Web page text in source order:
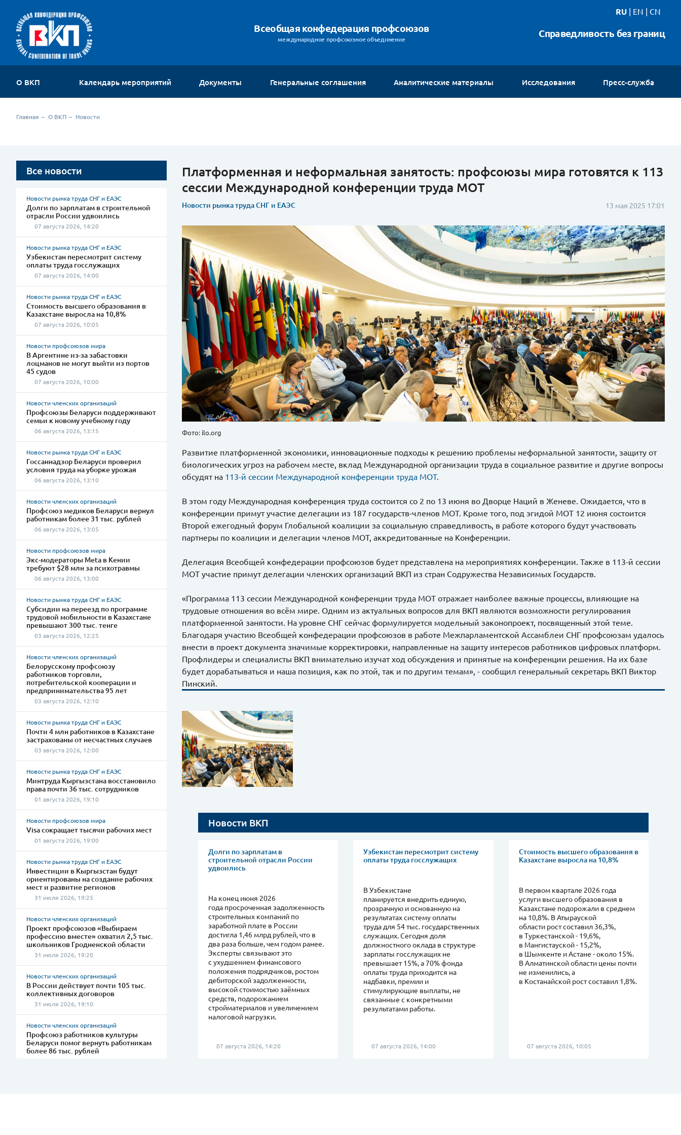
Всеобщая конфедерация профсоюзов
международное профсоюзное объединение Справедливость без границ
RU | EN | CN
О ВКП
Устав
Комиссии ВКП
Молодежный совет
Календарь мероприятий Документы Генеральные соглашения Аналитические материалы Исследования Пресс-служба
Главная О ВКП Новости
Все новости
Новости рынка труда СНГ и ЕАЭС
Долги по зарплатам в строительной
отрасли России удвоились
07 августа 2026, 14:20
Новости рынка труда СНГ и ЕАЭС
Узбекистан пересмотрит систему
оплаты труда госслужащих
07 августа 2026, 14:00
Новости рынка труда СНГ и ЕАЭС
Стоимость высшего образования в
Казахстане выросла на 10,8%
07 августа 2026, 10:05
Новости профсоюзов мира
В Аргентине из-за забастовки
лоцманов не могут выйти из портов
45 судов
07 августа 2026, 10:00
Новости членских организаций
Профсоюзы Беларуси поддерживают
семьи к новому учебному году
06 августа 2026, 13:15
Новости рынка труда СНГ и ЕАЭС
Госсаннадзор Беларуси проверил
условия труда на уборке урожая
06 августа 2026, 13:10
Новости членских организаций
Профсоюз медиков Беларуси вернул
работникам более 31 тыс. рублей
06 августа 2026, 13:05
Новости профсоюзов мира
Экс-модераторы Meta в Кении
требуют $28 млн за психотравмы
06 августа 2026, 13:00
Новости рынка труда СНГ и ЕАЭС
Субсидии на переезд по программе
трудовой мобильности в Казахстане
превышают 300 тыс. тенге
03 августа 2026, 12:25
Новости членских организаций
Белорусскому профсоюзу
работников торговли,
потребительской кооперации и
предпринимательства 95 лет
03 августа 2026, 12:10
Новости рынка труда СНГ и ЕАЭС
Почти 4 млн работников в Казахстане
застрахованы от несчастных случаев
03 августа 2026, 12:00
Новости рынка труда СНГ и ЕАЭС
Минтруда Кыргызстана восстановило
права почти 36 тыс. сотрудников
01 августа 2026, 19:10
Новости профсоюзов мира
Visa сокращает тысячи рабочих мест
01 августа 2026, 19:00
Новости рынка труда СНГ и ЕАЭС
Инвестиции в Кыргызстан будут
ориентированы на создание рабочих
мест и развитие регионов
31 июля 2026, 19:25
Новости членских организаций
Проект профсоюзов «Выбираем
профессию вместе» охватил 2,5 тыс.
школьников Гродненской области
31 июля 2026, 19:20
Новости членских организаций
В России действует почти 105 тыс.
коллективных договоров
31 июля 2026, 19:10
Новости членских организаций
Профсоюз работников культуры
Беларуси помог вернуть работникам
более 86 тыс. рублей
Платформенная и неформальная занятость: профсоюзы мира готовятся к 113
сессии Международной конференции труда МОТ
Новости рынка труда СНГ и ЕАЭС 13 мая 2025 17:01
Фото: ilo.org
Развитие платформенной экономики, инновационные подходы к решению проблемы неформальной занятости, защиту от
биологических угроз на рабочем месте, вклад Международной организации труда в социальное развитие и другие вопросы
обсудят на 113-й сессии Международной конференции труда МОТ.
В этом году Международная конференция труда состоится со 2 по 13 июня во Дворце Наций в Женеве. Ожидается, что в
конференции примут участие делегации из 187 государств-членов МОТ. Кроме того, под эгидой МОТ 12 июня состоится
Второй ежегодный форум Глобальной коалиции за социальную справедливость, в работе которого будут участвовать
партнеры по коалиции и делегации членов МОТ, аккредитованные на Конференции.
Делегация Всеобщей конфедерации профсоюзов будет представлена на мероприятиях конференции. Также в 113-й сессии
МОТ участие примут делегации членских организаций ВКП из стран Содружества Независимых Государств.
«Программа 113 сессии Международной конференции труда МОТ отражает наиболее важные процессы, влияющие на
трудовые отношения во всём мире. Одним из актуальных вопросов для ВКП являются возможности регулирования
платформенной занятости. На уровне СНГ сейчас формулируется модельный законопроект, посвященный этой теме.
Благодаря участию Всеобщей конфедерации профсоюзов в работе Межпарламентской Ассамблеи СНГ профсоюзам удалось
внести в проект документа значимые корректировки, направленные на защиту интересов работников цифровых платформ.
Профлидеры и специалисты ВКП внимательно изучат ход обсуждения и принятые на конференции решения. На их базе
будет дорабатываться и наша позиция, как по этой, так и по другим темам», - сообщил генеральный секретарь ВКП Виктор
Пинский.
Новости ВКП
Долги по зарплатам в
строительной отрасли России
удвоились
На конец июня 2026
года просроченная задолженность
строительных компаний по
заработной плате в России
достигла 1,46 млрд рублей, что в
два раза больше, чем годом ранее.
Эксперты связывают это
с ухудшением финансового
положения подрядчиков, ростом
дебиторской задолженности,
высокой стоимостью заёмных
средств, подорожанием
стройматериалов и увеличением
налоговой нагрузки.
07 августа 2026, 14:20
Узбекистан пересмотрит систему
оплаты труда госслужащих
В Узбекистане
планируется внедрить единую,
прозрачную и основанную на
результатах систему оплаты
труда для 54 тыс. государственных
служащих. Сегодня доля
должностного оклада в структуре
зарплаты госслужащих не
превышает 15%, а 70% фонда
оплаты труда приходится на
надбавки, премии и
стимулирующие выплаты, не
связанные с конкретными
результатами работы.
07 августа 2026, 14:00
Стоимость высшего образования в
Казахстане выросла на 10,8%
В первом квартале 2026 года
услуги высшего образования в
Казахстане подорожали в среднем
на 10,8%. В Атырауской
области рост составил 36,3%,
в Туркестанской - 19,6%,
в Мангистауской - 15,2%,
в Шымкенте и Астане - около 15%.
В Алматинской области цены почти
не изменились, а
в Костанайской рост составил 1,8%.
07 августа 2026, 10:05